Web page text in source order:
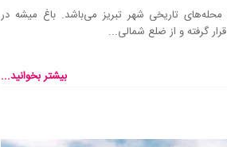
محله‌های تاریخی شهر تبریز می‌باشد. باغ میشه در
گرفته و از ضلع شمالی...
بیشتر بخوانید...